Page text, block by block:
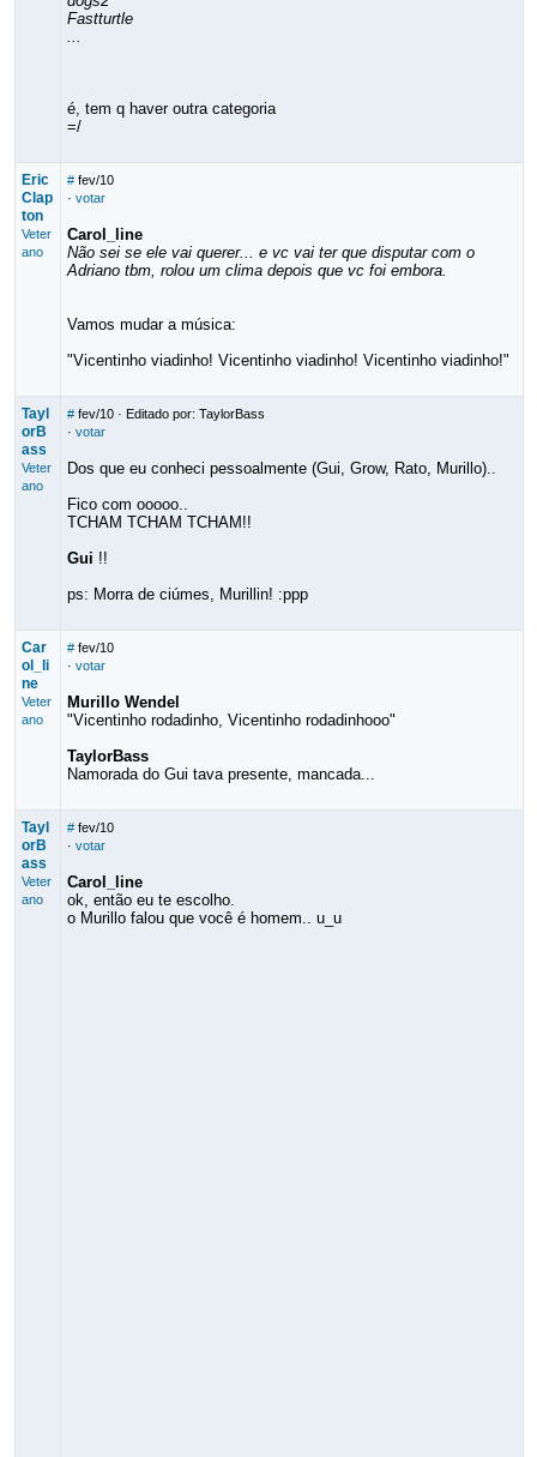
Fastturtle
...
é, tem q haver outra categoria
=/
Eric
Clap
ton
Veter
ano
# fev/10
· votar
Carol_line
Não sei se ele vai querer... e vc vai ter que disputar com o
Adriano tbm, rolou um clima depois que vc foi embora.
Vamos mudar a música:
"Vicentinho viadinho! Vicentinho viadinho! Vicentinho viadinho!"
Tayl
orB
ass
Veter
ano
# fev/10· Editado por: TaylorBass
· votar
Dos que eu conheci pessoalmente (Gui, Grow, Rato, Murillo)..
Fico com ooooo..
TCHAM TCHAM TCHAM!!
Gui !!
ps: Morra de ciúmes, Murillin! :ppp
Car
ol_li
ne
Veter
ano
# fev/10
· votar
Murillo Wendel
"Vicentinho rodadinho, Vicentinho rodadinhooo"
TaylorBass
Namorada do Gui tava presente, mancada...
Tayl
orB
ass
Veter
ano
# fev/10
· votar
Carol_line
ok, então eu te escolho.
o Murillo falou que você é homem.. u_u